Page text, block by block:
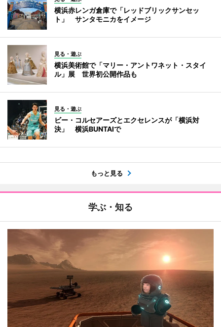
横浜赤レンガ倉庫で「レッドブリックサンセッ
ト」 サンタモニカをイメージ
見る・遊ぶ
横浜美術館で「マリー・アントワネット・スタイ
ル」展 世界初公開作品も
見る・遊ぶ
ビー・コルセアーズとエクセレンスが「横浜対
決」 横浜BUNTAIで
もっと見る
学ぶ・知る